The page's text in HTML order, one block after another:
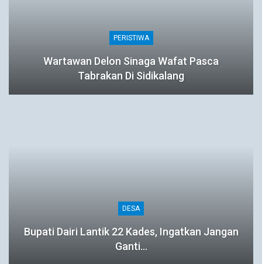
PERISTIWA
Wartawan Delon Sinaga Wafat Pasca
Tabrakan Di Sidikalang
DESA
Bupati Dairi Lantik 22 Kades, Ingatkan Jangan
Ganti…